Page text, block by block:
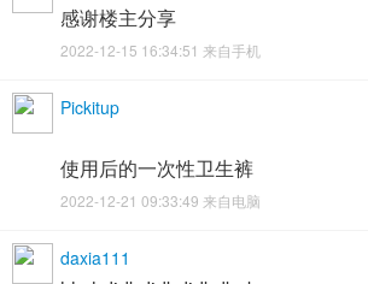
感谢楼主分享
2022-12-15 16:34:51 来自手机
Pickitup
使用后的一次性卫生裤
2022-12-21 09:33:49 来自电脑
daxia111